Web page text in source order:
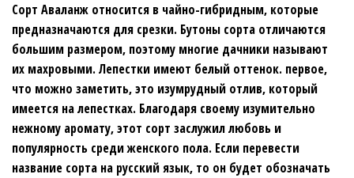
Сорт Аваланж относится в чайно-гибридным, которые
предназначаются для срезки. Бутоны сорта отличаются
большим размером, поэтому многие дачники называют
их махровыми. Лепестки имеют белый оттенок. первое,
что можно заметить, это изумрудный отлив, который
имеется на лепестках. Благодаря своему изумительно
нежному аромату, этот сорт заслужил любовь и
популярность среди женского пола. Если перевести
название сорта на русский язык, то он будет обозначать